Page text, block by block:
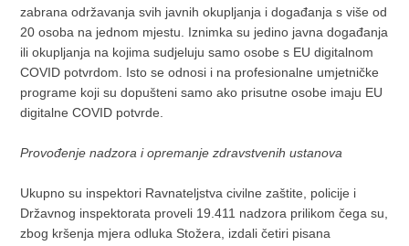
zabrana održavanja svih javnih okupljanja i događanja s više od
20 osoba na jednom mjestu. Iznimka su jedino javna događanja
ili okupljanja na kojima sudjeluju samo osobe s EU digitalnom
COVID potvrdom. Isto se odnosi i na profesionalne umjetničke
programe koji su dopušteni samo ako prisutne osobe imaju EU
digitalne COVID potvrde.
Provođenje nadzora i opremanje zdravstvenih ustanova
Ukupno su inspektori Ravnateljstva civilne zaštite, policije i
Državnog inspektorata proveli 19.411 nadzora prilikom čega su,
zbog kršenja mjera odluka Stožera, izdali četiri pisana